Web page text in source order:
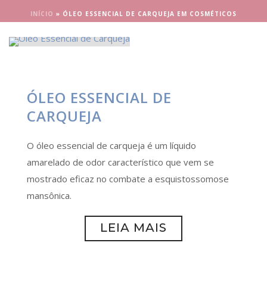
INÍCIO » ÓLEO ESSENCIAL DE CARQUEJA EM COSMÉTICOS
ÓLEO ESSENCIAL DE
CARQUEJA
O óleo essencial de carqueja é um líquido
amarelado de odor característico que vem se
mostrado eficaz no combate a esquistossomose
mansônica.
LEIA MAIS